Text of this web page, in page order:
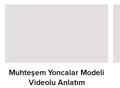
Muhteşem Yoncalar Modeli
Videolu Anlatım